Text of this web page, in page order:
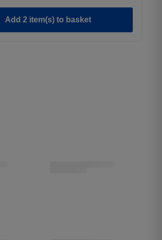
Add 2 item(s) to basket